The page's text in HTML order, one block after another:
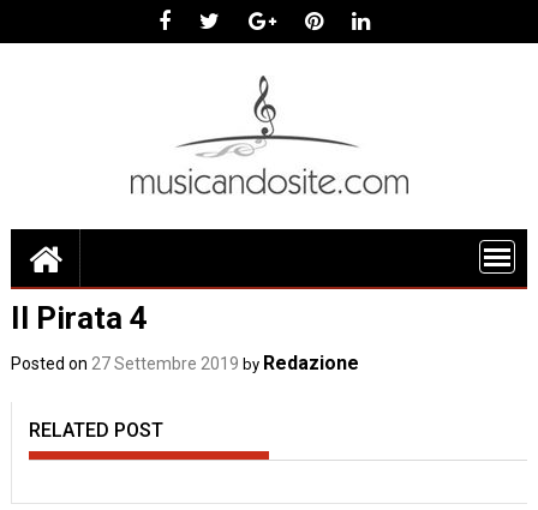
Il Pirata 4
Posted on 27 Settembre 2019 by Redazione
RELATED POST